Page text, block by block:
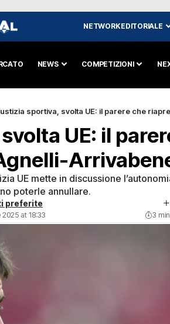
NETWORK EDITORIALE
NEWS COMPETIZIONI
sportiva, svolta UE: il parere che riapre il caso Agnelli-
UE: il
UE mette in discussione
poterle annullare.
preferite
at 18:33 3